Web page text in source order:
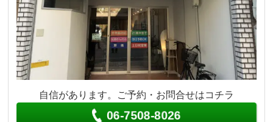
自信があります。ご予約・お問合せはコチラ
06-7508-8026